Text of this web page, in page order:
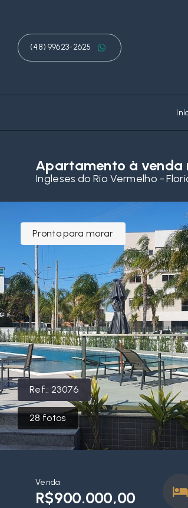
(48) 99623-2625
Apartamento à venda
Ingleses do Rio Vermelho -
Ref.:23076
28 fotos
Pronto para morar
Venda
R$900.000,00